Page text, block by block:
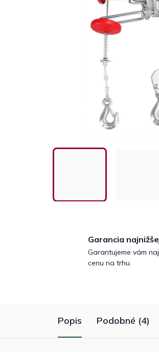
Garancia
Garantujeme vám
cenu na trhu.
Popis Podobné (4)